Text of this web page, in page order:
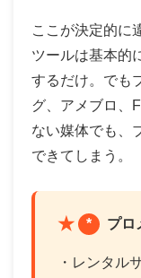
ここが決定的に
ツールは基本的
するだけ。でも
グ、アメブロ
ない媒体でも、
できてしまう。
* プロ
・レンタル